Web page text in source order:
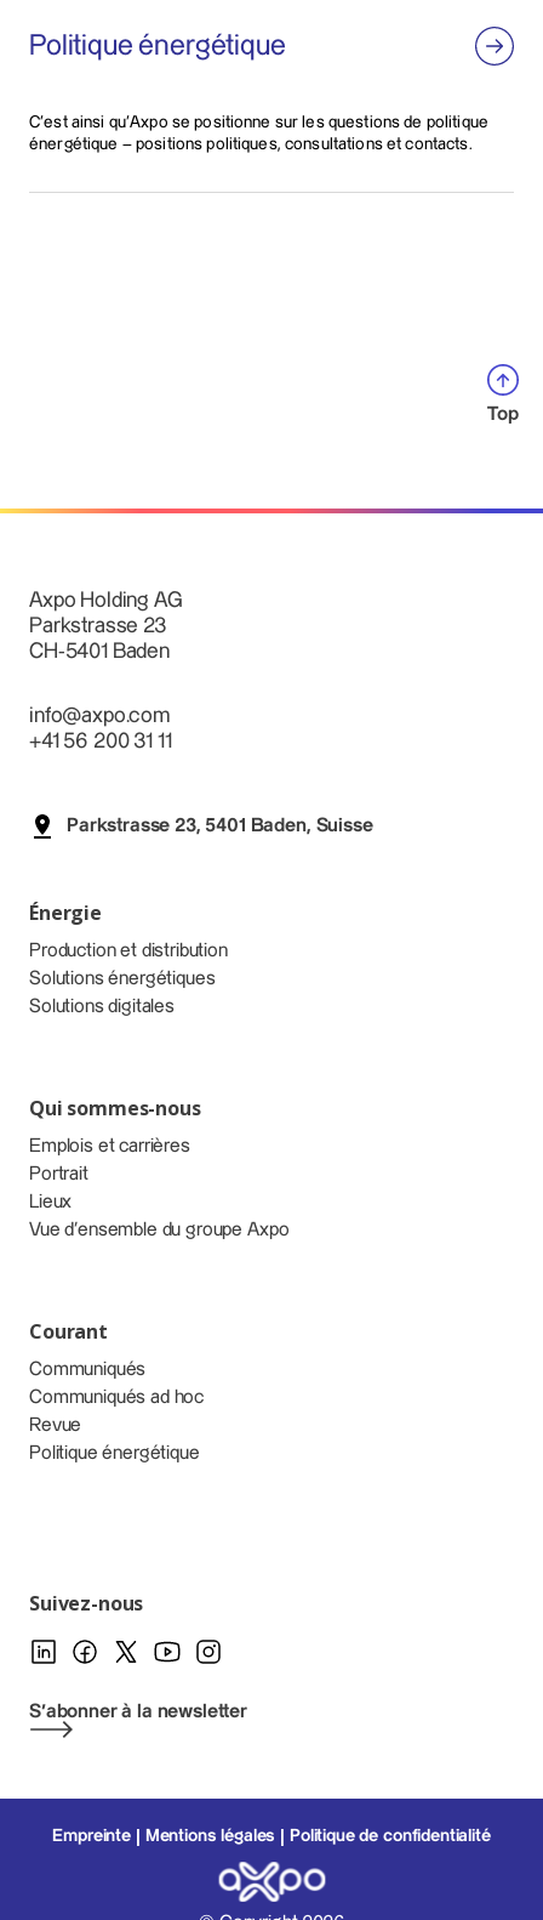
Politique énergétique
C’est ainsi qu’Axpo se positionne sur les questions de politique
énergétique – positions politiques, consultations et contacts.
Top
Axpo Holding AG
Parkstrasse 23
CH-5401 Baden
info@axpo.com
+41 56 200 31 11
Parkstrasse 23, 5401 Baden, Suisse
Énergie
Production et distribution
Solutions énergétiques
Solutions digitales
Qui sommes-nous
Emplois et carrières
Portrait
Lieux
Vue d’ensemble du groupe Axpo
Courant
Communiqués
Communiqués ad hoc
Revue
Politique énergétique
Suivez-nous
S'abonner à la newsletter
Empreinte Mentions légales Politique de confidentialité